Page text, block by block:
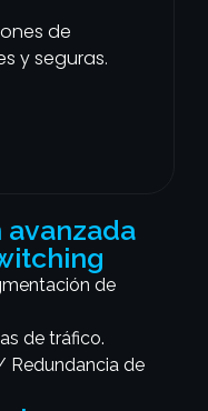
de
y seguras.
de
de tráfico.
Redundancia de